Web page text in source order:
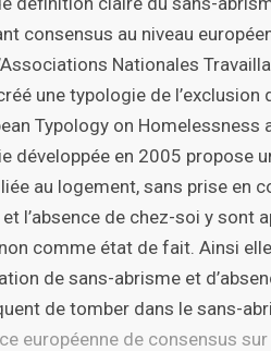
consensus au niveau
Nationales
une typologie de
Typology on Homelessness
développée en 2005 propose
liée au logement, sans prise en
l’absence de chez-soi y sont
comme état de fait. Ainsi
de sans-abrisme et
de tomber dans le sans-
européenne de consensus